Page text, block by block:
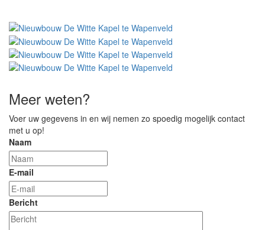
Meer weten?
Voer uw gegevens in en wij nemen zo spoedig mogelijk contact
met u op!
Naam
E-mail
Bericht